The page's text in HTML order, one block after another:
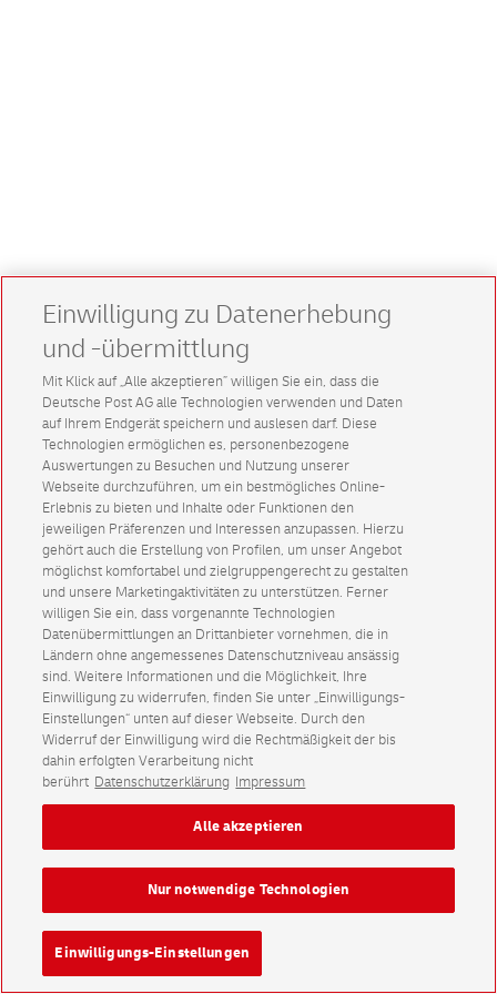
Einwilligung zu Datenerhebung
und -übermittlung
Mit Klick auf „Alle akzeptieren” willigen Sie ein, dass die
Deutsche Post AG alle Technologien verwenden und Daten
auf Ihrem Endgerät speichern und auslesen darf. Diese
Technologien ermöglichen es, personenbezogene
Auswertungen zu Besuchen und Nutzung unserer
Webseite durchzuführen, um ein bestmögliches Online-
Erlebnis zu bieten und Inhalte oder Funktionen den
jeweiligen Präferenzen und Interessen anzupassen. Hierzu
gehört auch die Erstellung von Profilen, um unser Angebot
möglichst komfortabel und zielgruppengerecht zu gestalten
und unsere Marketingaktivitäten zu unterstützen. Ferner
willigen Sie ein, dass vorgenannte Technologien
Datenübermittlungen an Drittanbieter vornehmen, die in
Ländern ohne angemessenes Datenschutzniveau ansässig
sind. Weitere Informationen und die Möglichkeit, Ihre
Einwilligung zu widerrufen, finden Sie unter „Einwilligungs-
Einstellungen“ unten auf dieser Webseite. Durch den
Widerruf der Einwilligung wird die Rechtmäßigkeit der bis
dahin erfolgten Verarbeitung nicht
berührt Datenschutzerklärung Impressum
Einwilligungs-Einstellungen
Nur notwendige Technologien
Alle akzeptieren